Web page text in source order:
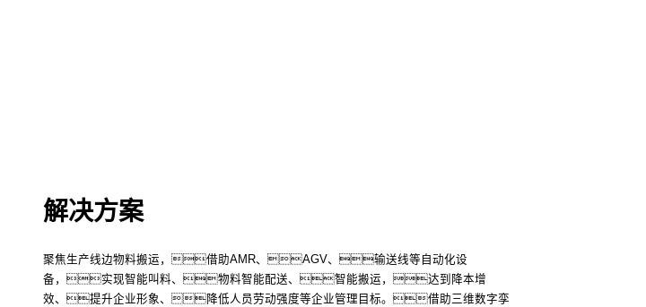
解决方案
聚焦生产线边物料搬运，借助AMR、AGV、输送线等自动化设
备，实现智能叫料、物料智能配送、智能搬运，达到降本增
效、提升企业形象、降低人员劳动强度等企业管理目标。借助三维数字孪